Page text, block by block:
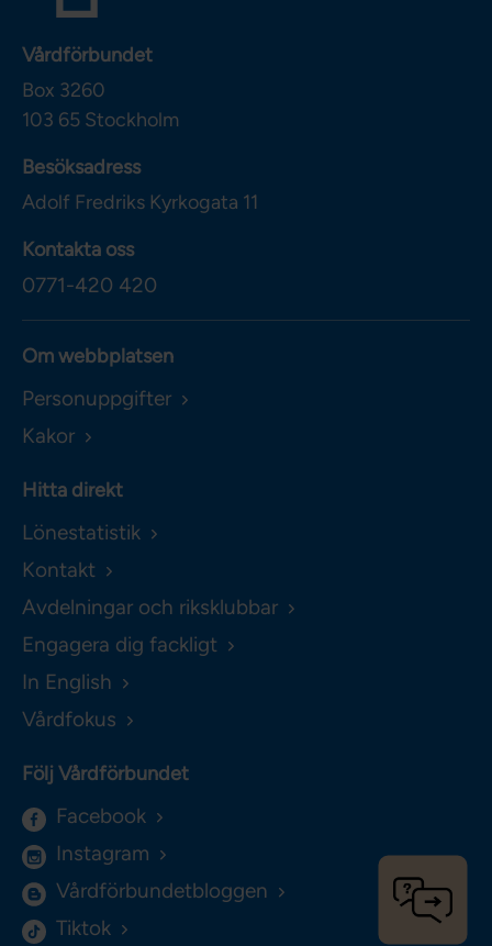
Vårdförbundet
Box 3260
103 65 Stockholm
Besöksadress
Adolf Fredriks Kyrkogata 11
Kontakta oss
0771-420 420
Om webbplatsen
Personuppgifter
Kakor
Hitta direkt
Lönestatistik
Kontakt
Avdelningar och riksklubbar
Engagera dig fackligt
In English
Vårdfokus
Följ Vårdförbundet
Facebook
Instagram
Vårdförbundetbloggen
Tiktok